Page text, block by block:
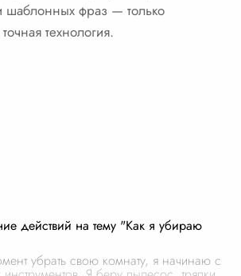
шаблонных фраз — только
технология.
действий на тему "Как я убираю
убрать свою комнату, я начинаю с